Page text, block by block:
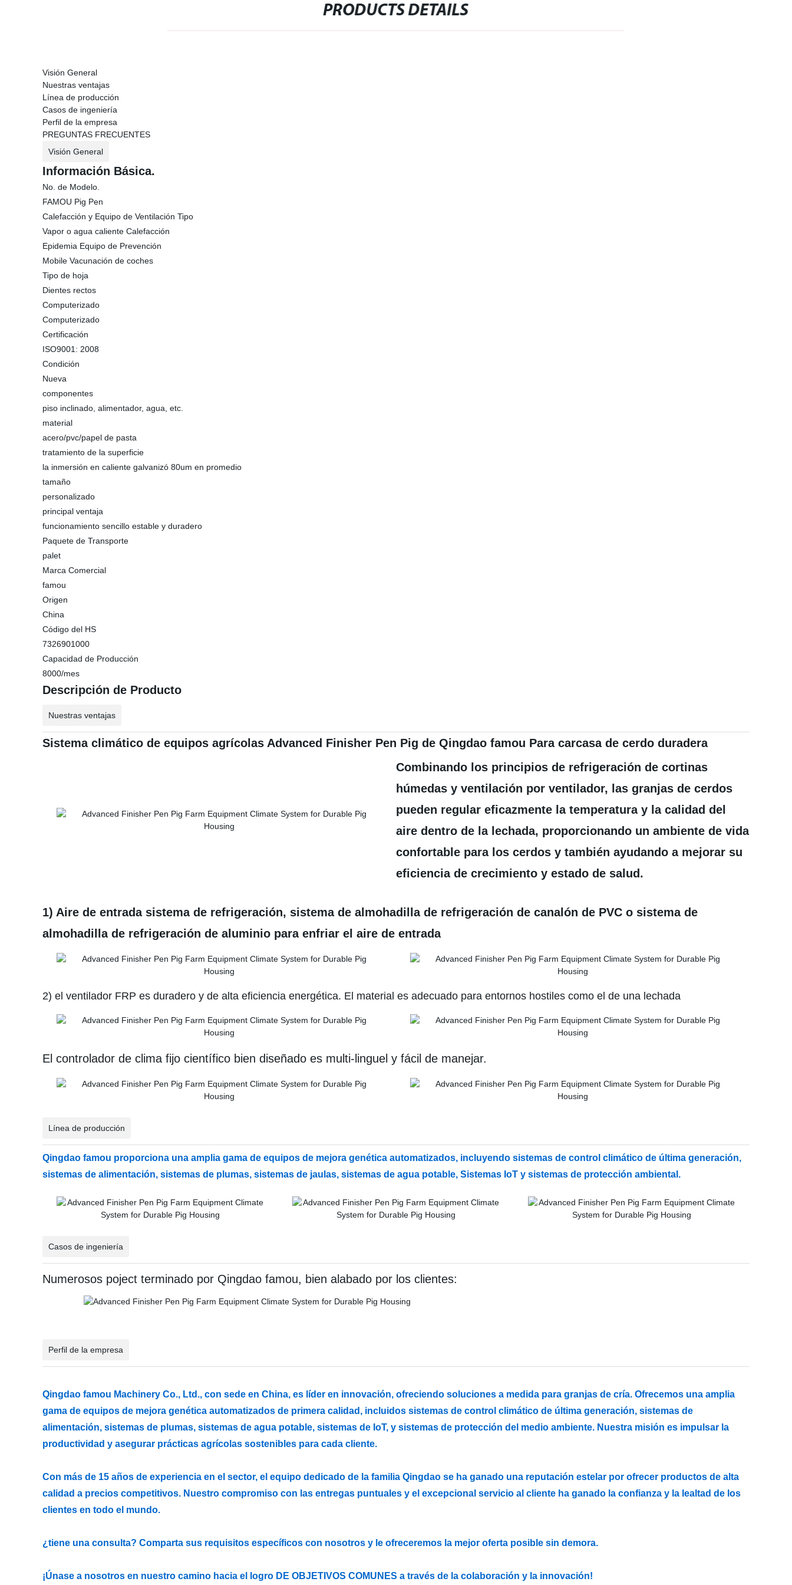
PRODUCTS DETAILS
Visión General
Nuestras ventajas
Línea de producción
Casos de ingeniería
Perfil de la empresa
PREGUNTAS FRECUENTES
Visión General
Información Básica.
No. de Modelo.
FAMOU Pig Pen
Calefacción y Equipo de Ventilación Tipo
Vapor o agua caliente Calefacción
Epidemia Equipo de Prevención
Mobile Vacunación de coches
Tipo de hoja
Dientes rectos
Computerizado
Computerizado
Certificación
ISO9001: 2008
Condición
Nueva
componentes
piso inclinado, alimentador, agua, etc.
material
acero/pvc/papel de pasta
tratamiento de la superficie
la inmersión en caliente galvanizó 80um en promedio
tamaño
personalizado
principal ventaja
funcionamiento sencillo estable y duradero
Paquete de Transporte
palet
Marca Comercial
famou
Origen
China
Código del HS
7326901000
Capacidad de Producción
8000/mes
Descripción de Producto
Nuestras ventajas
Sistema climático de equipos agrícolas Advanced Finisher Pen Pig de Qingdao famou Para carcasa de cerdo duradera
Combinando los principios de refrigeración de cortinas
húmedas y ventilación por ventilador, las granjas de cerdos
pueden regular eficazmente la temperatura y la calidad del
aire dentro de la lechada, proporcionando un ambiente de vida
confortable para los cerdos y también ayudando a mejorar su
eficiencia de crecimiento y estado de salud.
1) Aire de entrada sistema de refrigeración, sistema de almohadilla de refrigeración de canalón de PVC o sistema de
almohadilla de refrigeración de aluminio para enfriar el aire de entrada
2) el ventilador FRP es duradero y de alta eficiencia energética. El material es adecuado para entornos hostiles como el de una lechada
El controlador de clima fijo científico bien diseñado es multi-linguel y fácil de manejar.
Línea de producción
Qingdao famou proporciona una amplia gama de equipos de mejora genética automatizados, incluyendo sistemas de control climático de última generación,
sistemas de alimentación, sistemas de plumas, sistemas de jaulas, sistemas de agua potable, Sistemas IoT y sistemas de protección ambiental.
Casos de ingeniería
Numerosos poject terminado por Qingdao famou, bien alabado por los clientes:
Perfil de la empresa
Qingdao famou Machinery Co., Ltd., con sede en China, es líder en innovación, ofreciendo soluciones a medida para granjas de cría. Ofrecemos una amplia
gama de equipos de mejora genética automatizados de primera calidad, incluidos sistemas de control climático de última generación, sistemas de
alimentación, sistemas de plumas, sistemas de agua potable, sistemas de IoT, y sistemas de protección del medio ambiente. Nuestra misión es impulsar la
productividad y asegurar prácticas agrícolas sostenibles para cada cliente.
Con más de 15 años de experiencia en el sector, el equipo dedicado de la familia Qingdao se ha ganado una reputación estelar por ofrecer productos de alta
calidad a precios competitivos. Nuestro compromiso con las entregas puntuales y el excepcional servicio al cliente ha ganado la confianza y la lealtad de los
clientes en todo el mundo.
¿tiene una consulta? Comparta sus requisitos específicos con nosotros y le ofreceremos la mejor oferta posible sin demora.
¡Únase a nosotros en nuestro camino hacia el logro DE OBJETIVOS COMUNES a través de la colaboración y la innovación!